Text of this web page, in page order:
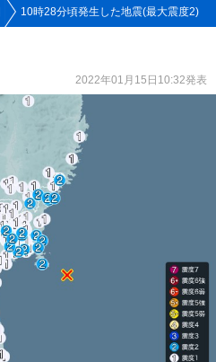
10時28分頃発生した地震(最大震度2)
2022年01月15日10:32発表